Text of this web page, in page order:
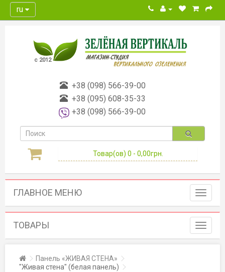
ru
с 2012
+38 (098) 566-39-00
+38 (095) 608-35-33
+38 (098) 566-39-00
Товар(ов) 0 - 0,00грн.
Toggle
ГЛАВНОЕ МЕНЮ
Toggle
ТОВАРЫ
Главная
Панель «ЖИВАЯ СТЕНА»
"Живая стена" (белая панель)